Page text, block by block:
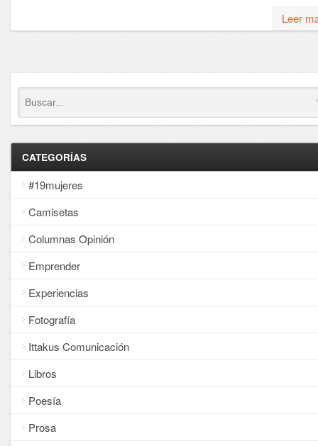
Leer
CATEGORÍAS
#19mujeres
Camisetas
Columnas Opinión
Emprender
Experiencias
Fotografía
Ittakus Comunicación
Libros
Poesía
Prosa